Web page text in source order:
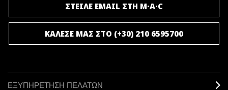
ΣΤΕΙΛΕ EMAIL ΣΤΗ M·A·C
ΚΑΛΕΣΕ ΜΑΣ ΣΤΟ (+30) 210 6595700
ΕΞΥΠΗΡΕΤΗΣΗ ΠΕΛΑΤΩΝ